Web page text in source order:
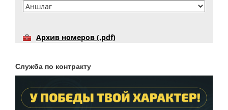
Архив номеров (.pdf)
Служба по контракту